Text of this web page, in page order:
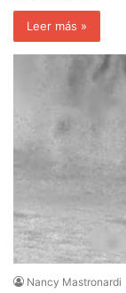
Leer más »
Nancy Mastronardi